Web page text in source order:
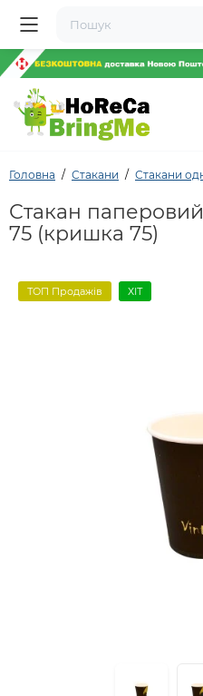
Головна Стакани Стакани
Стакан
75 (кришка 75)
ТОП Продажів ХІТ